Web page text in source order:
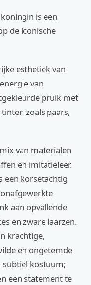
is een
de iconische
esthetiek van
van
pruik met
zoals paars,
van materialen
en imitatieleer.
een korsetachtig
aan opvallende
en zware laarzen.
krachtige,
en ongetemde
subtiel kostuum;
een statement te